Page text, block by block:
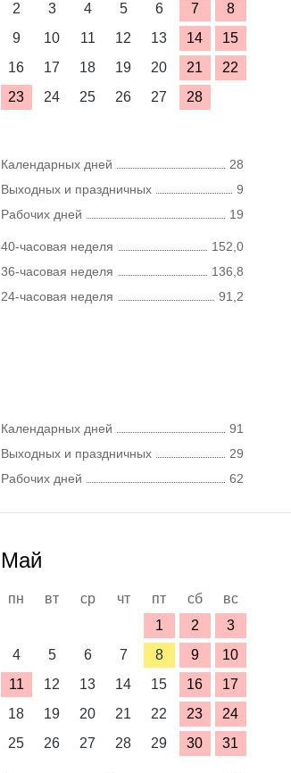
2
3 4 5 6 7
8
9
10 11 12 13 14
15
16
17 18 19 20 21
22
23
24 25 26 27 28
Календарных дней
28
Выходных и праздничных
9
Рабочих дней
19
40-часовая неделя
152,0
36-часовая неделя
136,8
24-часовая неделя
91,2
Календарных дней
91
Выходных и праздничных
29
Рабочих дней
62
Май
пн вт ср чт пт сб
вс
1
2
3
4
5 6 7 8 9
10
11
12 13 14 15 16
17
18
19 20 21 22 23
24
25
26 27 28 29 30 31